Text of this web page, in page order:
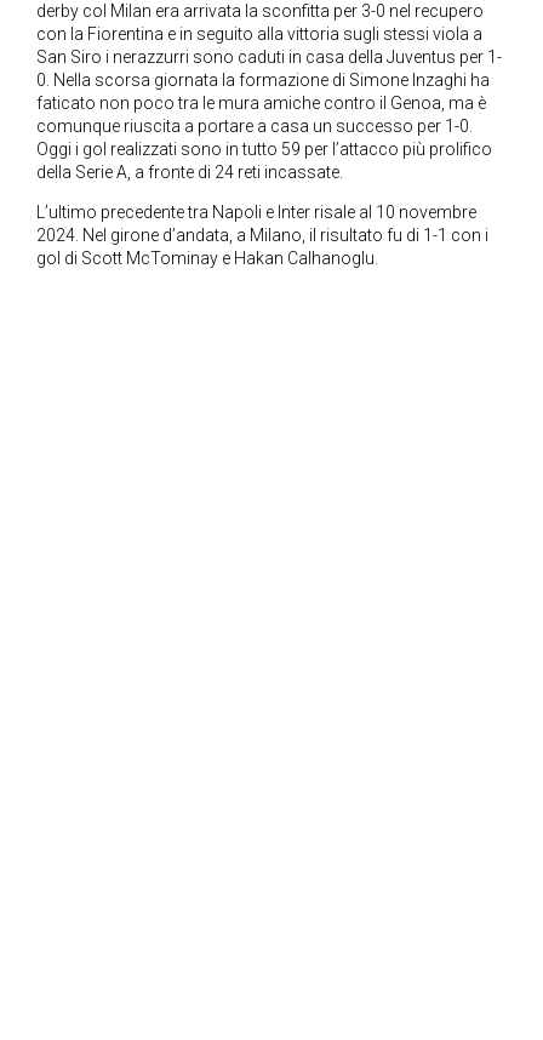
derby col Milan era arrivata la sconfitta per 3-0 nel recupero
con la Fiorentina e in seguito alla vittoria sugli stessi viola a
San Siro i nerazzurri sono caduti in casa della Juventus per 1-
0. Nella scorsa giornata la formazione di Simone Inzaghi ha
faticato non poco tra le mura amiche contro il Genoa, ma è
comunque riuscita a portare a casa un successo per 1-0.
Oggi i gol realizzati sono in tutto 59 per l’attacco più prolifico
della Serie A, a fronte di 24 reti incassate.
L’ultimo precedente tra Napoli e Inter risale al 10 novembre
2024. Nel girone d’andata, a Milano, il risultato fu di 1-1 con i
gol di Scott McTominay e Hakan Calhanoglu.